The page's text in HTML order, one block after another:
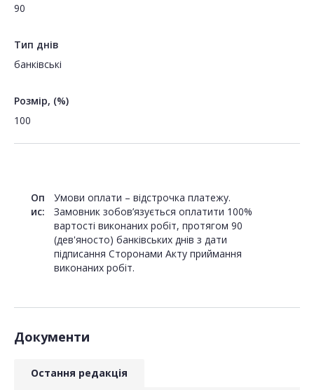
90
Тип днів
банківські
Розмір, (%)
100
Оп
ис:
Умови оплати – відстрочка платежу.
Замовник зобов’язується оплатити 100%
вартості виконаних робіт, протягом 90
(дев'яносто) банківських днів з дати
підписання Сторонами Акту приймання
виконаних робіт.
Документи
Остання редакція